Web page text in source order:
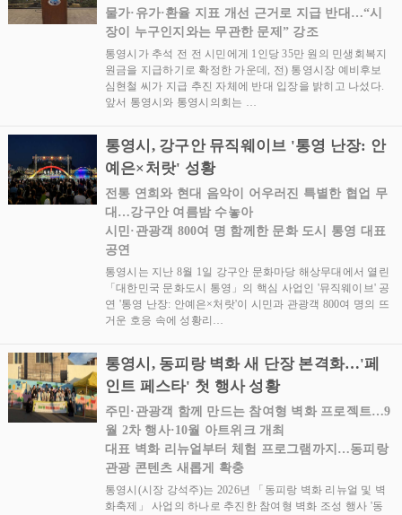
물가·유가·환율 지표 개선 근거로 지급 반대…“시
장이 누구인지와는 무관한 문제” 강조
통영시가 추석 전 전 시민에게 1인당 35만 원의 민생회복지
원금을 지급하기로 확정한 가운데, 전) 통영시장 예비후보
심현철 씨가 지급 추진 자체에 반대 입장을 밝히고 나섰다.
앞서 통영시와 통영시의회는 …
통영시, 강구안 뮤직웨이브 '통영 난장: 안
예은×처랏' 성황
전통 연희와 현대 음악이 어우러진 특별한 협업 무
대…강구안 여름밤 수놓아
시민·관광객 800여 명 함께한 문화 도시 통영 대표
공연
통영시는 지난 8월 1일 강구안 문화마당 해상무대에서 열린
「대한민국 문화도시 통영」의 핵심 사업인 '뮤직웨이브' 공
연 '통영 난장: 안예은×처랏'이 시민과 관광객 800여 명의 뜨
거운 호응 속에 성황리…
통영시, 동피랑 벽화 새 단장 본격화…'페
인트 페스타' 첫 행사 성황
주민·관광객 함께 만드는 참여형 벽화 프로젝트…9
월 2차 행사·10월 아트위크 개최
대표 벽화 리뉴얼부터 체험 프로그램까지…동피랑
관광 콘텐츠 새롭게 확충
통영시(시장 강석주)는 2026년 「동피랑 벽화 리뉴얼 및 벽
화축제」 사업의 하나로 추진한 참여형 벽화 조성 행사 '동